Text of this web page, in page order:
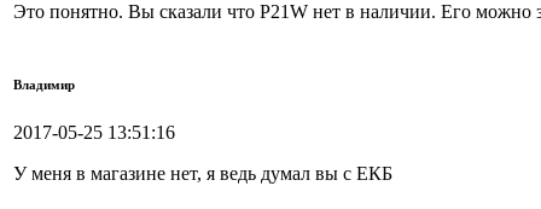
Это понятно. Вы сказали что P21W нет в наличии. Его можно
Владимир
2017-05-25 13:51:16
У меня в магазине нет, я ведь думал вы с ЕКБ